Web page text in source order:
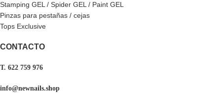
Stamping GEL / Spider GEL / Paint GEL
Pinzas para pestañas / cejas
Tops Exclusive
CONTACTO
T. 622 759 976
info@newnails.shop